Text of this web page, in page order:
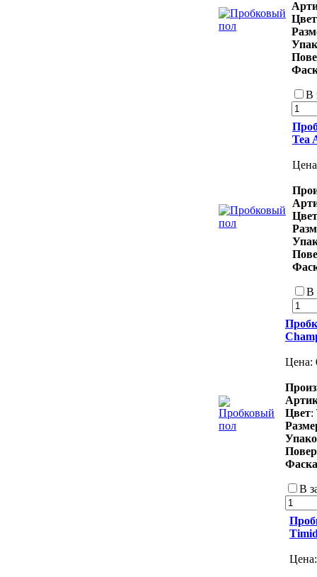
Цвет
В
Tea
Цвет
В
Цена:
Цвет:
Фаска
В